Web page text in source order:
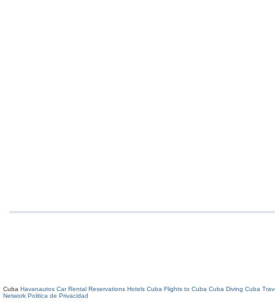
Cuba Havanautos Car Rental Reservations Hotels Cuba Flights to Cuba Cuba Diving Cuba
Network Politica de Privacidad